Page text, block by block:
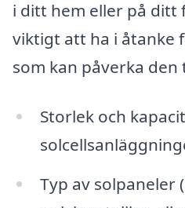
i ditt hem eller på ditt
viktigt att ha i åtanke
som kan påverka
Storlek och
Typ av solpaneler